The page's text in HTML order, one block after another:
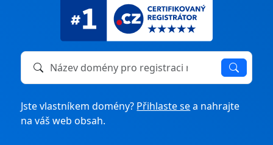
Název domény k registraci nebo převodu
Jste vlastníkem domény? Přihlaste sea nahrajte
na váš web obsah.